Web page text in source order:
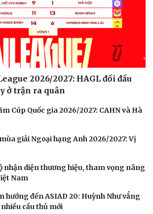
Giải trí
Thời trang
2026/2027: HAGL đối đầu
ở trận ra quân
Cúp Quốc gia 2026/2027: CAHN và Hà
giải Ngoại hạng Anh 2026/2027: Vị
nhận diện thương hiệu, tham vọng nâng
Nam
hướng đến ASIAD 20: Huỳnh Như vắng
cầu thủ mới